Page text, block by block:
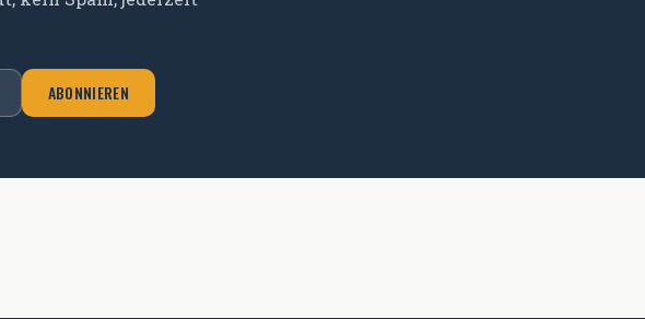
ABONNIEREN